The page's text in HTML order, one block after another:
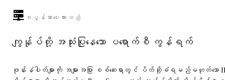
စပွန်ဆာပေးထားသည်
ကျွန်ုပ်တို့ အသုံးပြုနေသော ပရောက်စီ ကွန်ရက်
ဖုန်းနံပါတ်များကို အများအပြား စစ်ဆေးရာတွင် ပိတ်ဆို့ခံရမည်မဟုတ်သော